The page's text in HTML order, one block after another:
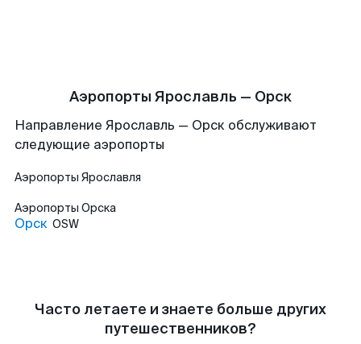
Аэропорты Ярославль — Орск
Направление Ярославль — Орск обслуживают
следующие аэропорты
Аэропорты Ярославля
Аэропорты Орска
Орск OSW
Часто летаете и знаете больше других
путешественников?